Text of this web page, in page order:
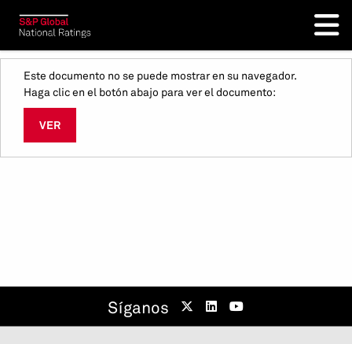
Este documento no se puede mostrar en su navegador.
Haga clic en el botón abajo para ver el documento:
VER
Síganos